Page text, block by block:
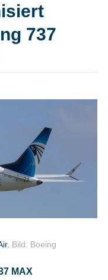
& Abo
737
Bild: Boeing
MAX